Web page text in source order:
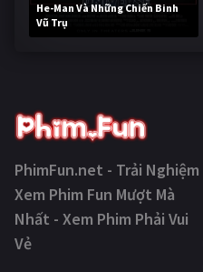
He-Man Và Những Chiến Binh
Vũ Trụ
238,619 lượt xem
PhimFun.net - Trải Nghiệm
Xem Phim Fun Mượt Mà
Nhất - Xem Phim Phải Vui
Vẻ